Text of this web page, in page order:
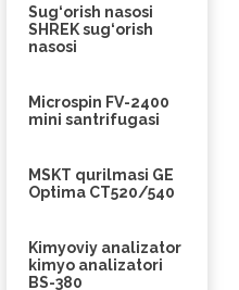
Sug‘orish nasosi
SHREK sug‘orish
nasosi
Microspin FV-2400
mini santrifugasi
MSKT qurilmasi GE
Optima CT520/540
Kimyoviy analizator
kimyo analizatori
BS-380